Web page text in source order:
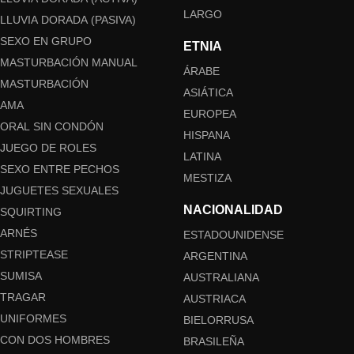
LLUVIA DORADA (PASIVA)
SEXO EN GRUPO
MASTURBACIÓN MANUAL
MASTURBACIÓN
AMA
ORAL SIN CONDÓN
JUEGO DE ROLES
SEXO ENTRE PECHOS
JUGUETES SEXUALES
SQUIRTING
ARNÉS
STRIPTEASE
SUMISA
TRAGAR
UNIFORMES
CON DOS HOMBRES
LARGO
ETNIA
ÁRABE
ASIÁTICA
EUROPEA
HISPANA
LATINA
MESTIZA
NACIONALIDAD
ESTADOUNIDENSE
ARGENTINA
AUSTRALIANA
AUSTRIACA
BIELORRUSA
BRASILEÑA